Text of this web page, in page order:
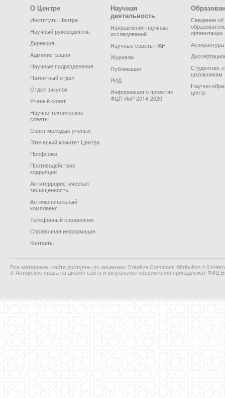
Footer Menu
О Центре
Институты Центра
Научный руководитель
Дирекция
Администрация
Научные подразделения
Патентный отдел
Отдел закупок
Ученый совет
Научно-технические
советы
Совет молодых ученых
Этический комитет Центра
Профсоюз
Противодействие
коррупции
Антитеррористическая
защищенность
Антимонопольный
комплаенс
Телефонный справочник
Справочная информация
Контакты
Научная
деятельность
Направления научных
исследований
Научные советы РАН
Журналы
Публикации
РИД
Информация о проектах
ФЦП ИиР 2014-2020
Сведения об
организации
Аспирантура
Студентам,
школьникам
Научно-
центр
Все материалы сайта доступны по лицензии: Creative Commons Attribution 4.0
© Авторские права на дизайн сайта и визуальное оформления принадлежат ФИЦ